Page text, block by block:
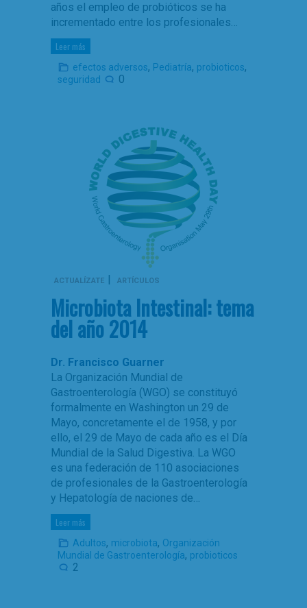
años el empleo de probióticos se ha
incrementado entre los profesionales…
Leer más
efectos adversos, Pediatría, probioticos,
seguridad 0
ACTUALÍZATE | ARTÍCULOS
Microbiota Intestinal: tema
del año 2014
Dr. Francisco Guarner
La Organización Mundial de
Gastroenterología (WGO) se constituyó
formalmente en Washington un 29 de
Mayo, concretamente el de 1958, y por
ello, el 29 de Mayo de cada año es el Día
Mundial de la Salud Digestiva. La WGO
es una federación de 110 asociaciones
de profesionales de la Gastroenterología
y Hepatología de naciones de…
Leer más
Adultos, microbiota, Organización
Mundial de Gastroenterología, probioticos
2